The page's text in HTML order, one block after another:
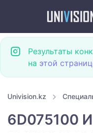
Результаты
на этой
Univision.kz
6D075100